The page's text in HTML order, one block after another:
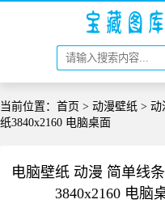
当前位置： 首页 > 动漫壁纸 > 动
纸3840x2160 电脑桌面
电脑壁纸 动漫 简单线
3840x2160 电脑